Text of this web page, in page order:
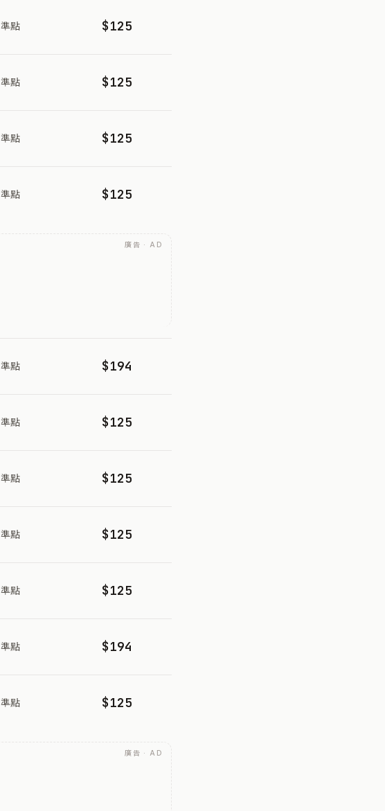
準點 $125
準點 $125
準點 $125
準點 $125
廣告 · AD
準點 $194
準點 $125
準點 $125
準點 $125
準點 $125
準點 $194
準點 $125
廣告 · AD